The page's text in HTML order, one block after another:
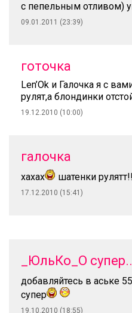
с пепельным отливом)
09.01.2011 (23:39)
готочка
Len’Ok и Галочка я с
рулят,а блондинки
19.12.2010 (10:00)
галочка
хахах шатенки рулятт!!
17.12.2010 (15:41)
_ЮльКо_О
добавляйтесь в аське
супер
19.10.2010 (18:55)